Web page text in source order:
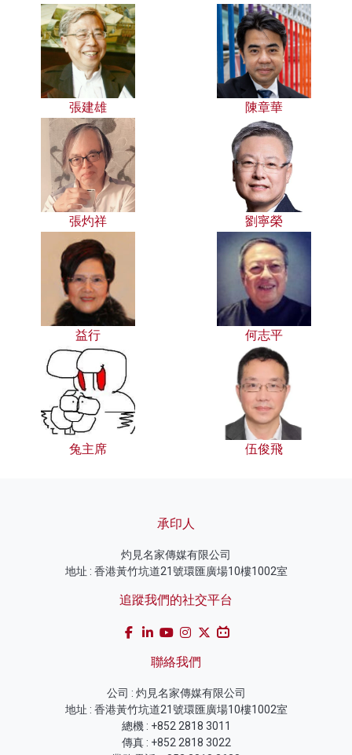
張建雄 陳章華
張灼祥 劉寧榮
益行 何志平
兔主席 伍俊飛
承印人
灼見名家傳媒有限公司
地址 : 香港黃竹坑道21號環匯廣場10樓1002室
追蹤我們的社交平台
聯絡我們
公司 : 灼見名家傳媒有限公司
地址 : 香港黃竹坑道21號環匯廣場10樓1002室
總機 : +852 2818 3011
傳真 : +852 2818 3022